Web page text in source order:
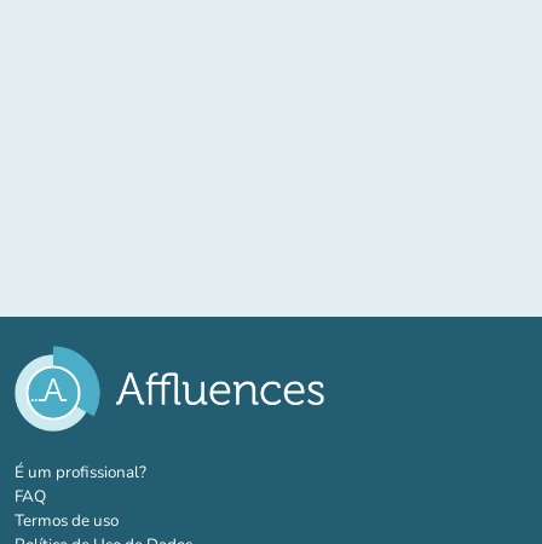
É um profissional?(novo separador)
FAQ
Termos de uso